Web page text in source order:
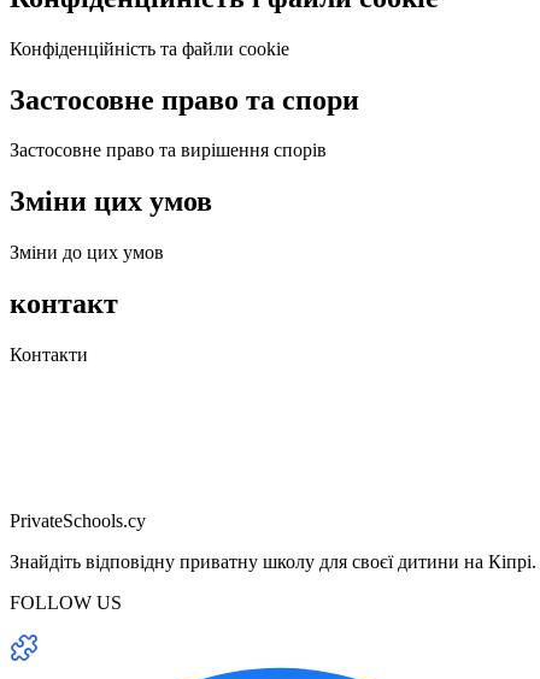
Конфіденційність та файли cookie
Застосовне право та спори
Застосовне право та вирішення спорів
Зміни цих умов
Зміни до цих умов
контакт
Контакти
PrivateSchools.cy
Знайдіть відповідну приватну школу для своєї дитини на Кіпрі.
FOLLOW US